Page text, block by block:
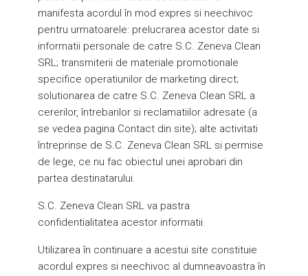
manifesta acordul în mod expres si neechivoc
pentru urmatoarele: prelucrarea acestor date si
informatii personale de catre S.C. Zeneva Clean
SRL; transmiterii de materiale promotionale
specifice operatiunilor de marketing direct;
solutionarea de catre S.C. Zeneva Clean SRL a
cererilor, întrebarilor si reclamatiilor adresate (a
se vedea pagina Contact din site); alte activitati
întreprinse de S.C. Zeneva Clean SRL si permise
de lege, ce nu fac obiectul unei aprobari din
partea destinatarului.
S.C. Zeneva Clean SRL va pastra
confidentialitatea acestor informatii.
Utilizarea în continuare a acestui site constituie
acordul expres si neechivoc al dumneavoastra în